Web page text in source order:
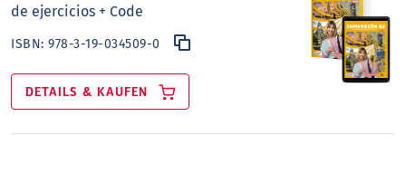
de ejercicios + Code
ISBN:978-3-19-034509-0
DETAILS & KAUFEN